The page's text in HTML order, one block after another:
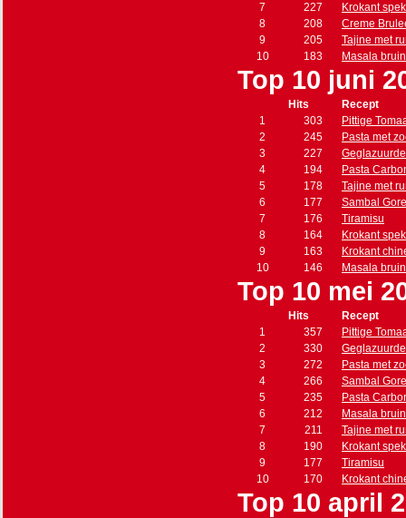
7
227
Krokant
8
208
Creme
9
205
Tajine met
10
183 Masala
Top 10 juni
Hits
Recept
1
303
Pittige
2
245
Pasta met
3
227
4
194
Pasta
5
178
Tajine met
6
177
Sambal
7
176
Tiramisu
8
164
Krokant
9
163
Krokant
10
146 Masala
Top 10 mei
Hits
Recept
1
357
Pittige
2
330
3
272
Pasta met
4
266
Sambal
5
235
Pasta
6
212
Masala
7
211
Tajine met
8
190
Krokant
9
177
Tiramisu
10
170 Krokant
Top 10 april